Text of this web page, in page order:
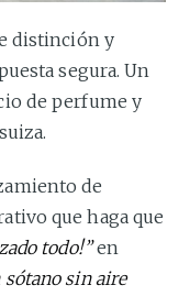
distinción y
segura. Un
de perfume y
de
que haga que
todo!”en
sótano sin aire